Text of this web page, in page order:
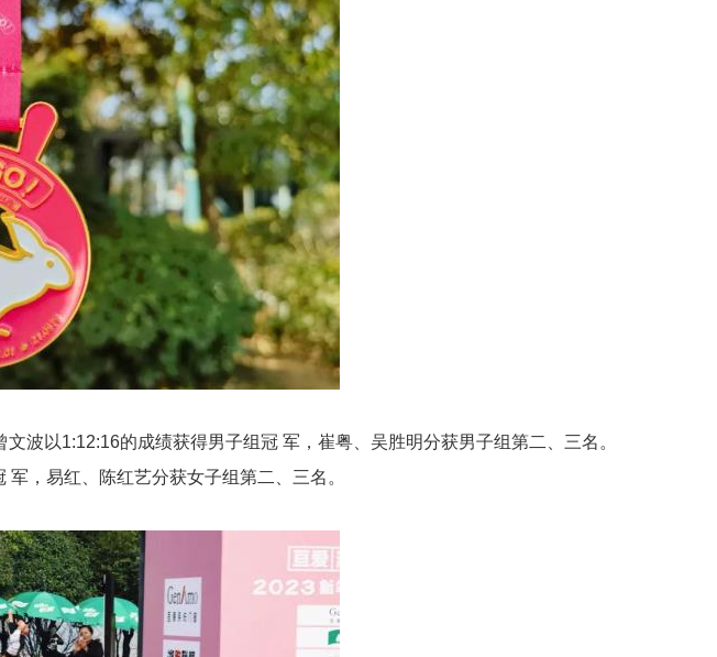
波以1:12:16的成绩获得男子组冠 军，崔粤、吴胜明分获男子组第二、三名。
，易红、陈红艺分获女子组第二、三名。